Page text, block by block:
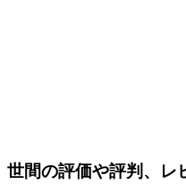
世間の評価や評判、レ